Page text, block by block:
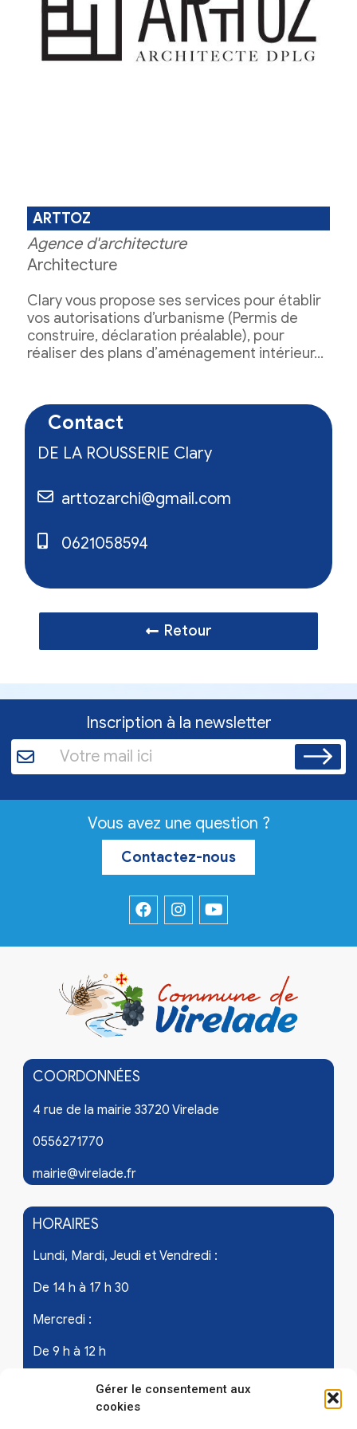
Gérer le consentement aux
cookies
ARTTOZ
Agence d'architecture
Architecture
Clary vous propose ses services pour établir
vos autorisations d’urbanisme (Permis de
construire, déclaration préalable), pour
réaliser des plans d’aménagement intérieur…
Contact
DE LA ROUSSERIE Clary
arttozarchi@gmail.com
0621058594
Retour
Inscription à la newsletter
Vous avez une question ?
Contactez-nous
COORDONNÉES
4 rue de la mairie 33720 Virelade
0556271770
mairie@virelade.fr
HORAIRES
Lundi, Mardi, Jeudi et Vendredi :
De 14 h à 17 h 30
Mercredi :
De 9 h à 12 h
Samedi - les 1er et 3ème de chaque mois :
De 9 h à 12 h